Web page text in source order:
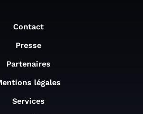
Contact
Presse
Partenaires
légales
Services